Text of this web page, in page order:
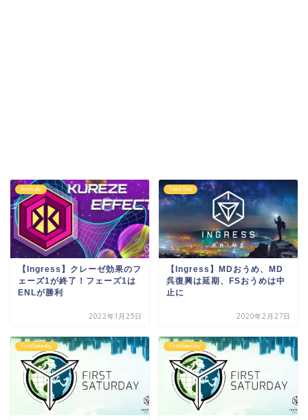
Anomaly
【Ingress】クレーゼ効果のフ
ェーズ1が終了！フェーズ1は
ENLが勝利
2022年1月25日
Field Test
【Ingress】MDおうめ、MD
呉復興は延期、FSおうめは中
止に
2020年2月27日
FirstSaturday FirstSaturday